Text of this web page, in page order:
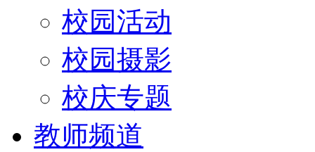
校园活动
校园摄影
校庆专题
教师频道